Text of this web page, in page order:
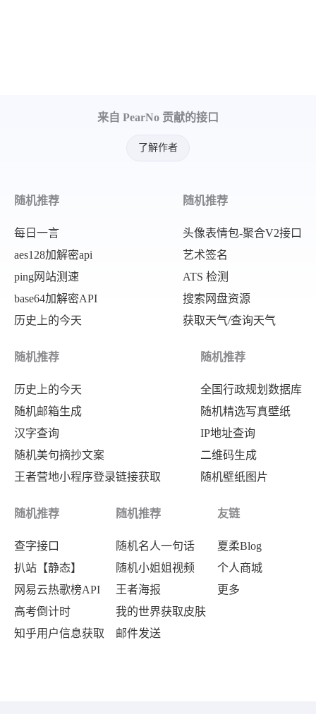
来自 PearNo 贡献的接口
了解作者
随机推荐
每日一言
aes128加解密api
ping网站测速
base64加解密API
历史上的今天
随机推荐
头像表情包-聚合V2接口
艺术签名
ATS 检测
搜索网盘资源
获取天气/查询天气
随机推荐
历史上的今天
随机邮箱生成
汉字查询
随机美句摘抄文案
王者营地小程序登录链接获取
随机推荐
全国行政规划数据库
随机精选写真壁纸
IP地址查询
二维码生成
随机壁纸图片
随机推荐
查字接口
扒站【静态】
网易云热歌榜API
高考倒计时
知乎用户信息获取
随机推荐
随机名人一句话
随机小姐姐视频
王者海报
我的世界获取皮肤
邮件发送
友链
夏柔Blog
个人商城
更多